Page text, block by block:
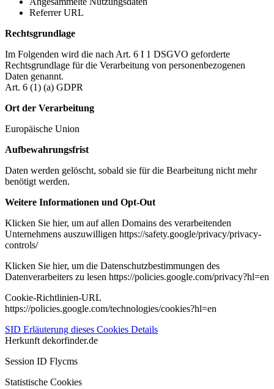
Referrer URL
Rechtsgrundlage
Im Folgenden wird die nach Art. 6 I 1 DSGVO geforderte
Rechtsgrundlage für die Verarbeitung von personenbezogenen
Daten genannt.
Art. 6 (1) (a) GDPR
Ort der Verarbeitung
Europäische Union
Aufbewahrungsfrist
Daten werden gelöscht, sobald sie für die Bearbeitung nicht mehr
benötigt werden.
Weitere Informationen und Opt-Out
Klicken Sie hier, um auf allen Domains des verarbeitenden
Unternehmens auszuwilligen https://safety.google/privacy/privacy-
controls/
Klicken Sie hier, um die Datenschutzbestimmungen des
Datenverarbeiters zu lesen https://policies.google.com/privacy?hl=en
Cookie-Richtlinien-URL
https://policies.google.com/technologies/cookies?hl=en
SID Erläuterung dieses Cookies Details
Herkunft dekorfinder.de
Session ID Flycms
Statistische Cookies